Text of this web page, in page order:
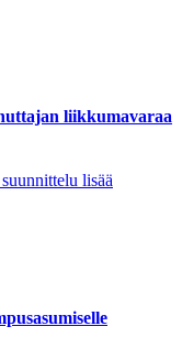
liikkumavaraa
lisää